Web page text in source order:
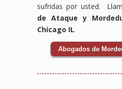
sufridas por usted.
de Ataque y
Chicago IL.
Abogados de